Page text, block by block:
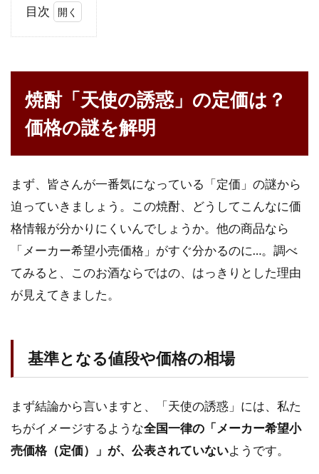
目次
誘
惑」
の定
価
は？
の謎
明
基準
とな
段や
ボト
実勢
価格
焼酎「天使の誘惑」の定価は？
価格の謎を解明
まず、皆さんが一番気になっている「定価」の謎から
迫っていきましょう。この焼酎、どうしてこんなに価
格情報が分かりにくいんでしょうか。他の商品なら
「メーカー希望小売価格」がすぐ分かるのに…。調べ
てみると、このお酒ならではの、はっきりとした理由
が見えてきました。
基準となる値段や価格の相場
まず結論から言いますと、「天使の誘惑」には、私た
ちがイメージするような全国一律の「メーカー希望小
売価格（定価）」が、公表されていないようです。